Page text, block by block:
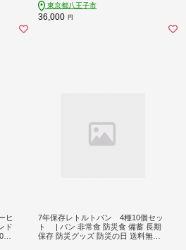
東京都八王子市
36,000 円
ヒ
ド
7年保存レトルトパン 4種10個セッ
ト | パン 非常食 防災食 備蓄 長期
保存 防災グッズ 防災の日 送料無料